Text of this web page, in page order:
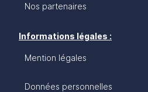
Nos partenaires
Informations légales :
Mention légales
Données personnelles